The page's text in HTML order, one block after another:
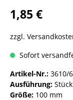
1,85 €
zzgl.
Sofort
Artikel-Nr.: 3610/
Ausführung: Stück
Größe: 100 mm